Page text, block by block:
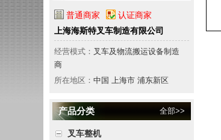
普通商家
认证商家
上海海斯特叉车制造有限公司
经营模式： 叉车及物流搬运设备制造
商
所在地区： 中国 上海市 浦东新区
产品分类 全部>>
叉车整机